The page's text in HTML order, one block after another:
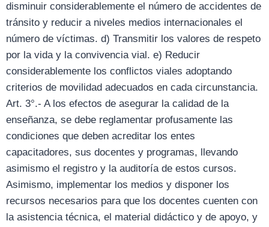
disminuir considerablemente el número de accidentes de
tránsito y reducir a niveles medios internacionales el
número de víctimas. d) Transmitir los valores de respeto
por la vida y la convivencia vial. e) Reducir
considerablemente los conflictos viales adoptando
criterios de movilidad adecuados en cada circunstancia.
Art. 3°.- A los efectos de asegurar la calidad de la
enseñanza, se debe reglamentar profusamente las
condiciones que deben acreditar los entes
capacitadores, sus docentes y programas, llevando
asimismo el registro y la auditoría de estos cursos.
Asimismo, implementar los medios y disponer los
recursos necesarios para que los docentes cuenten con
la asistencia técnica, el material didáctico y de apoyo, y